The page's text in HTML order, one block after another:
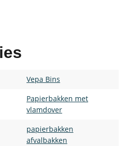
Vepa Bins
Papierbakken met
vlamdover
papierbakken
afvalbakken